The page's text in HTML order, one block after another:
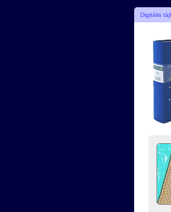
Digitális